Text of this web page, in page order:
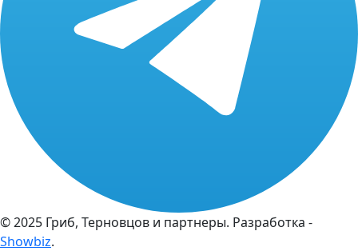
© 2025 Гриб, Терновцов и партнеры. Разработка -
Showbiz.